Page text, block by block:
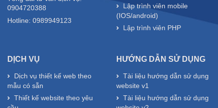
0904720388
Hotline: 0989949123
Lập trình viên mobile
(IOS/android)
Lập trình viên PHP
DỊCH VỤ
Dịch vụ thiết kế web theo
mẫu có sẵn
Thiết kế website theo yêu
HƯỚNG DẪN SỬ DỤNG
Tài liệu hướng dẫn sử dụng
website v1
Tài liệu hướng dẫn sử dụng